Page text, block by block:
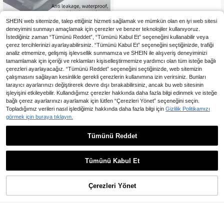
Ofis Yapışkan Bant
122 ,92TL
1 Rulo 60 Yard Kahverengi Kalın Pa
ketleme Bandı, Sessiz ve Güçlü Yap
ışkanlı Sızdırmazlık Bandı, Taşıma,
245,29TL
SEPETE EKLE
SHEIN web sitemizde, talep ettiğiniz hizmeti sağlamak ve mümkün olan en iyi web sitesi
deneyimini sunmayı amaçlamak için çerezler ve benzer teknolojiler kullanıyoruz.
İstediğiniz zaman “Tümünü Reddet”, “Tümünü Kabul Et” seçeneğini kullanabilir veya
çerez tercihlerinizi ayarlayabilirsiniz. “Tümünü Kabul Et” seçeneğini seçtiğinizde, trafiği
analiz etmemize, gelişmiş işlevsellik sunmamıza ve SHEIN ile alışveriş deneyiminizi
tamamlamak için içeriği ve reklamları kişiselleştirmemize yardımcı olan tüm isteğe bağlı
çerezleri ayarlayacağız. “Tümünü Reddet” seçeneğini seçtiğinizde, web sitemizin
çalışmasını sağlayan kesinlikle gerekli çerezlerin kullanımına izin verirsiniz. Bunları
tarayıcı ayarlarınızı değiştirerek devre dışı bırakabilirsiniz, ancak bu web sitesinin
işleyişini etkileyebilir. Kullandığımız çerezler hakkında daha fazla bilgi edinmek ve isteğe
bağlı çerez ayarlarınızı ayarlamak için lütfen “Çerezleri Yönet” seçeneğini seçin.
Topladığımız verileri nasıl işlediğimiz hakkında daha fazla bilgi için Gizlilik Politikamızı
görmek için buraya tıklayın.
Tümünü Reddet
Tümünü Kabul Et
Çerezleri Yönet